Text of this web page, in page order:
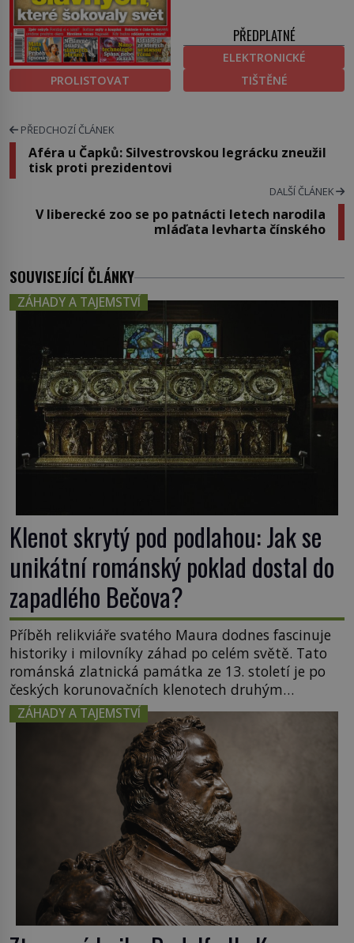
PROLISTOVAT
PŘEDPLATNÉ
ELEKTRONICKÉ
TIŠTĚNÉ
PŘEDCHOZÍ ČLÁNEK
Aféra u Čapků: Silvestrovskou legrácku zneužil
tisk proti prezidentovi
DALŠÍ ČLÁNEK
V liberecké zoo se po patnácti letech narodila
mláďata levharta čínského
SOUVISEJÍCÍ ČLÁNKY
ZÁHADY A TAJEMSTVÍ
Klenot skrytý pod podlahou: Jak se
unikátní románský poklad dostal do
zapadlého Bečova?
Příběh relikviáře svatého Maura dodnes fascinuje
historiky i milovníky záhad po celém světě. Tato
románská zlatnická památka ze 13. století je po
českých korunovačních klenotech druhým
nejcennějším movitým majetkem v České
republice. Přestože byl klenot v roce 1985 po
dramatickém pátrání kriminalistů úspěšně
nalezen, jeho minulost stále obestírá hustá mlha.
Otázky, jak přesně se tato […]
ZÁHADY A TAJEMSTVÍ